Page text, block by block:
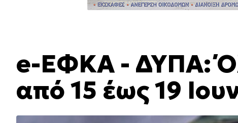
e-ΕΦΚΑ - ΔΥΠΑ:
από 15 έως 19